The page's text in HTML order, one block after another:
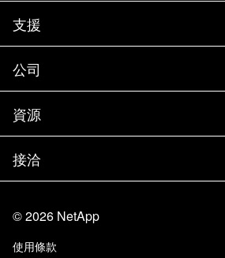
如何購買
聯絡銷售人員
尋找合作夥伴
試用產品
執行簡報
產品（依英文字母順序排列）
支援
支援
訓練
說明文件
知識庫
社群
學習
公司
公司
合作夥伴
工作機會
信任中心
責任與永續
資源
新聞
活動
部落格
客戶使用經驗
接洽
網站意見反應
©2026 NetApp
使用條款